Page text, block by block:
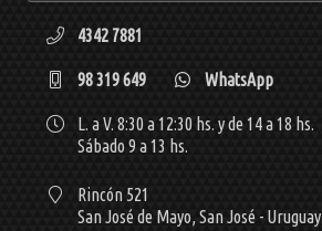
4342 7881
98 319 649 WhatsApp
L. a V. 8:30 a 12:30 hs. y de 14 a 18 hs.
Sábado 9 a 13 hs.
Rincón 521
San José de Mayo,San José - Uruguay